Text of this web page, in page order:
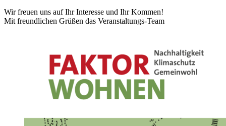
Wir freuen uns auf Ihr Interesse und Ihr Kommen!
Mit freundlichen Grüßen das Veranstaltungs-Team